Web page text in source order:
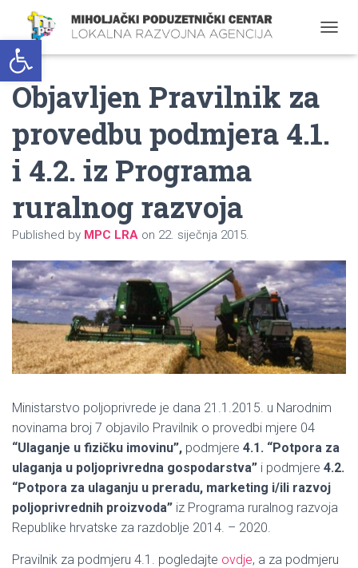
Open toolbar
O
N
Objavljen Pravilnik za
provedbu podmjera 4.1.
i 4.2. iz Programa
ruralnog razvoja
Published by MPC LRA on 22. siječnja 2015.
Ministarstvo poljoprivrede je dana 21.1.2015. u Narodnim
novinama broj 7 objavilo Pravilnik o provedbi mjere 04
“Ulaganje u fizičku imovinu”, podmjere 4.1. “Potpora za
ulaganja u poljoprivredna gospodarstva” i podmjere 4.2.
“Potpora za ulaganju u preradu, marketing i/ili razvoj
poljoprivrednih proizvoda” iz Programa ruralnog razvoja
Republike hrvatske za razdoblje 2014. – 2020.
Pravilnik za podmjeru 4.1. pogledajte ovdje, a za podmjeru